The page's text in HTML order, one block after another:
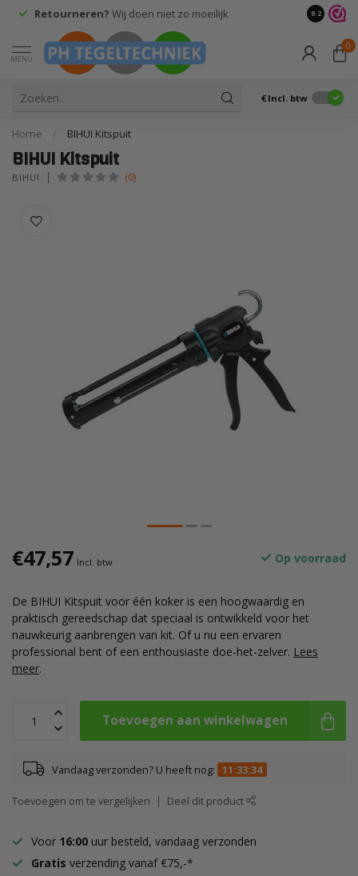
Retourneren? Wij doen niet zo moeilijk 9.2
MENU
0
€ Incl. btw
Home / BIHUI Kitspuit
BIHUI Kitspuit
BIHUI (0)
€47,57 Incl. btw Op voorraad
De BIHUI Kitspuit voor één koker is een hoogwaardig en
praktisch gereedschap dat speciaal is ontwikkeld voor het
nauwkeurig aanbrengen van kit. Of u nu een ervaren
professional bent of een enthousiaste doe-het-zelver. Lees
meer.
Toevoegen aan winkelwagen
Vandaag verzonden? U heeft nog: 11:33:34
Toevoegen om te vergelijken Deel dit product
Voor 16:00 uur besteld, vandaag verzonden
Gratis verzending vanaf €75,-*